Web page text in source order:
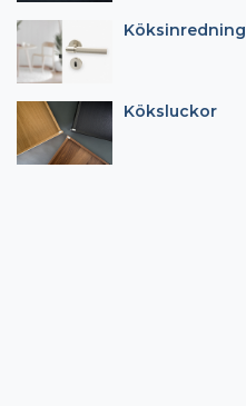
Köksinredning
Köksluckor